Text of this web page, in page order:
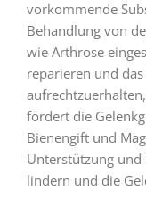
vorkommende
Behandlung von
wie Arthrose
reparieren und
fördert die
Bienengift und
Unterstützung und
lindern und die